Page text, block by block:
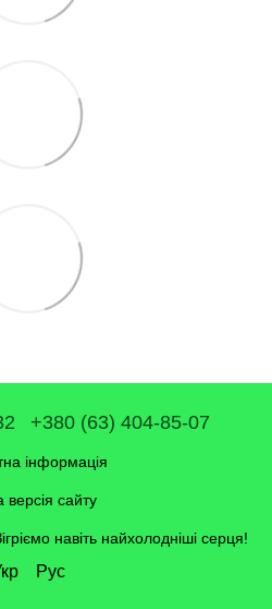
+380 (63) 404-85-07
інформація
версія сайту
навіть найхолодніші серця!
Рус